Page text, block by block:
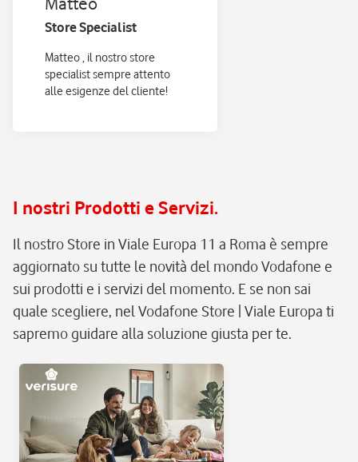
Store Specialist
Matteo , il nostro store
specialist sempre attento
alle esigenze del cliente!
I nostri Prodotti e Servizi.
Il nostro Store in Viale Europa 11 a Roma è sempre
aggiornato su tutte le novità del mondo Vodafone e
sui prodotti e i servizi del momento. E se non sai
quale scegliere, nel Vodafone Store | Viale Europa ti
sapremo guidare alla soluzione giusta per te.